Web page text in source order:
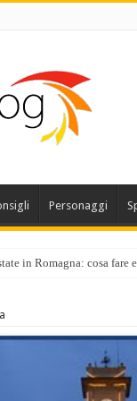
Personaggi
in Romagna: cosa fare